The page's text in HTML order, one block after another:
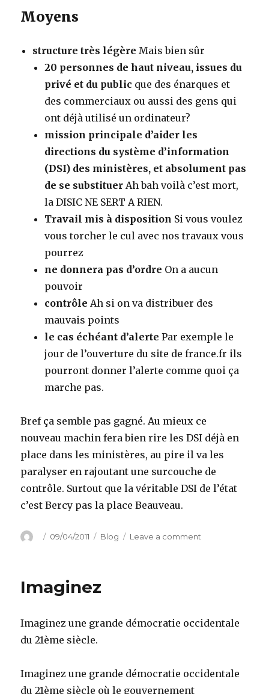
Moyens
structure très légère Mais bien sûr
20 personnes de haut niveau, issues du
privé et du public que des énarques et
des commerciaux ou aussi des gens qui
ont déjà utilisé un ordinateur?
mission principale d’aider les
directions du système d’information
(DSI) des ministères, et absolument pas
de se substituer Ah bah voilà c’est mort,
la DISIC NE SERT A RIEN.
Travail mis à disposition Si vous voulez
vous torcher le cul avec nos travaux vous
pourrez
ne donnera pas d’ordre On a aucun
pouvoir
contrôle Ah si on va distribuer des
mauvais points
le cas échéant d’alerte Par exemple le
jour de l’ouverture du site de france.fr ils
pourront donner l’alerte comme quoi ça
marche pas.
Bref ça semble pas gagné. Au mieux ce
nouveau machin fera bien rire les DSI déjà en
place dans les ministères, au pire il va les
paralyser en rajoutant une surcouche de
contrôle. Surtout que la véritable DSI de l’état
c’est Bercy pas la place Beauveau.
Author
Posted
09/04/2011 Categories
Blog Leave a comment
quoi
Imaginez
Imaginez une grande démocratie occidentale
du 21ème siècle.
Imaginez une grande démocratie occidentale
du 21ème siècle où le gouvernement